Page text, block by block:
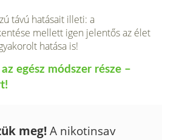
távú hatásait illeti: a
mellett igen jelentős az élet
hatása is!
egész módszer része –
meg!A nikotinsav